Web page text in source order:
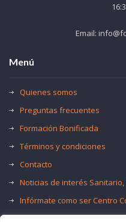
Email:
Menú
Quienes somos
Preguntas frecuentes
Formación Bonificada
Términos y condiciones
Contacto
Noticias de interés
Infórmate como ser Centro